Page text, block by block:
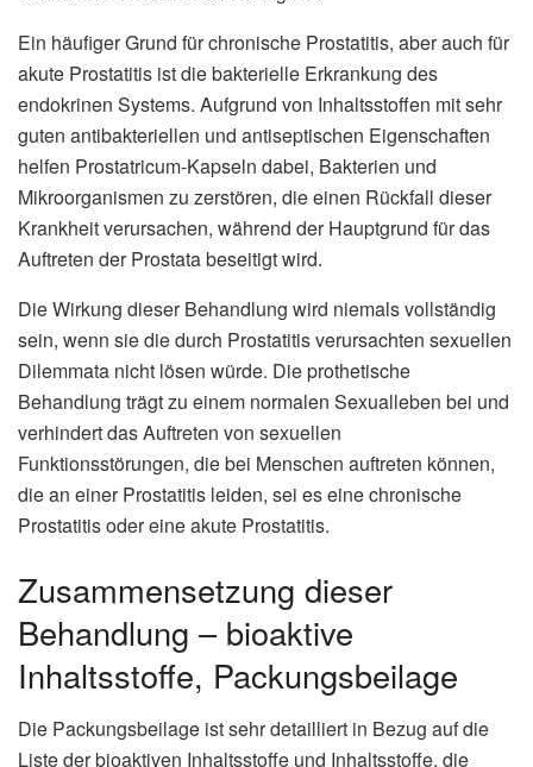
Ein häufiger Grund für chronische Prostatitis, aber auch für
akute Prostatitis ist die bakterielle Erkrankung des
endokrinen Systems. Aufgrund von Inhaltsstoffen mit sehr
guten antibakteriellen und antiseptischen Eigenschaften
helfen Prostatricum-Kapseln dabei, Bakterien und
Mikroorganismen zu zerstören, die einen Rückfall dieser
Krankheit verursachen, während der Hauptgrund für das
Auftreten der Prostata beseitigt wird.
Die Wirkung dieser Behandlung wird niemals vollständig
sein, wenn sie die durch Prostatitis verursachten sexuellen
Dilemmata nicht lösen würde. Die prothetische
Behandlung trägt zu einem normalen Sexualleben bei und
verhindert das Auftreten von sexuellen
Funktionsstörungen, die bei Menschen auftreten können,
die an einer Prostatitis leiden, sei es eine chronische
Prostatitis oder eine akute Prostatitis.
Zusammensetzung dieser
Behandlung – bioaktive
Inhaltsstoffe, Packungsbeilage
Die Packungsbeilage ist sehr detailliert in Bezug auf die
Liste der bioaktiven Inhaltsstoffe und Inhaltsstoffe, die